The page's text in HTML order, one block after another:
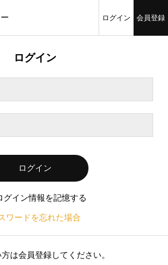
ログイン 会員登録
ログイン
ログイン
グイン情報を記憶する
ワードを忘れた場合
は会員登録してください。